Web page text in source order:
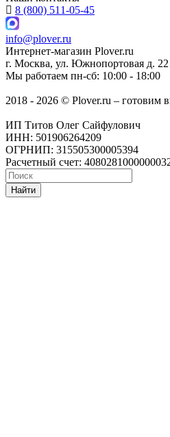
8 (800) 511-05-45
info@plover.ru
Интернет-магазин Plover.ru
г. Москва, ул. Южнопортовая д. 22
Мы работаем пн-сб: 10:00 - 18:00
2018 - 2026 © Plover.ru – готовим
ИП Титов Олег Сайфулович
ИНН: 501906264209
ОГРНИП: 315505300005394
Расчетный счет:
Найти